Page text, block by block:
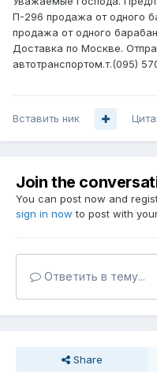
П-296 продажа от одного
продажа от одного
Доставка по Москве.
автотранспортом.т.(095)
Вставить ник
Join the
You can post now and
sign in now to post with
Ответить в тему...
Share